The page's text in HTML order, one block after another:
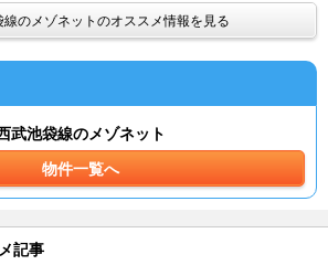
線のメゾネットのオススメ情報を見る
武池袋線のメゾネット
物件一覧へ
記事